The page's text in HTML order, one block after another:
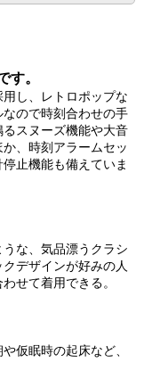
す。
し、レトロポップな
ので時刻合わせの手
スヌーズ機能や大音
、時刻アラームセッ
止機能も備えていま
な、気品漂うクラシ
デザインが好みの人
せて着用できる。
仮眠時の起床など、